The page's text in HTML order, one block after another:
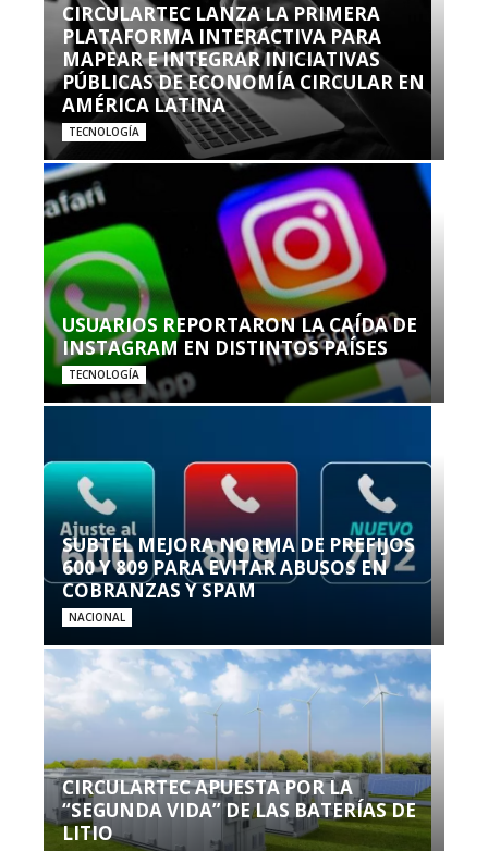
CIRCULARTEC LANZA LA PRIMERA
PLATAFORMA INTERACTIVA PARA
MAPEAR E INTEGRAR INICIATIVAS
PÚBLICAS DE ECONOMÍA CIRCULAR EN
AMÉRICA LATINA
TECNOLOGÍA
USUARIOS REPORTARON LA CAÍDA DE
INSTAGRAM EN DISTINTOS PAÍSES
TECNOLOGÍA
SUBTEL MEJORA NORMA DE PREFIJOS
600 Y 809 PARA EVITAR ABUSOS EN
COBRANZAS Y SPAM
NACIONAL
CIRCULARTEC APUESTA POR LA
“SEGUNDA VIDA” DE LAS BATERÍAS DE
LITIO